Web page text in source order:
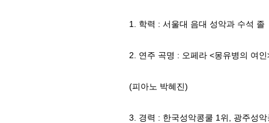
1. 학력 : 서울대 음대 성악과 수석 졸
2. 연주 곡명 : 오페라 <몽유병의 여
(피아노 박혜진)
3. 경력 : 한국성악콩쿨 1위, 광주성